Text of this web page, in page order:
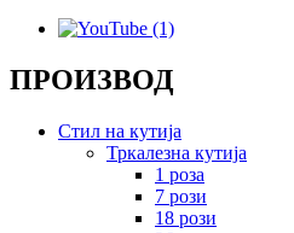
ПРОИЗВОД
Стил на кутија
Тркалезна кутија
1 роза
7 рози
18 рози